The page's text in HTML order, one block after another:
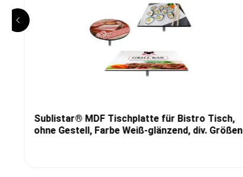
Sublistar® MDF Tischplatte für Bistro Tisch,
ohne Gestell, Farbe Weiß-glänzend, div. Größen